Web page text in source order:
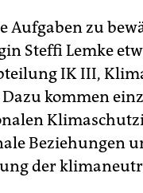
Aufgaben zu
Steffi Lemke
IK III,
kommen
Beziehungen
der